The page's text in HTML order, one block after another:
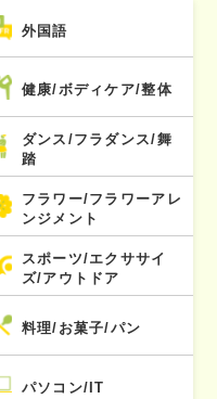
外国語
健康/ボディケア/整体
ダンス/フラダンス/舞
踏
フラワー/フラワーアレ
ンジメント
スポーツ/エクササイ
ズ/アウトドア
料理/お菓子/パン
パソコン/IT